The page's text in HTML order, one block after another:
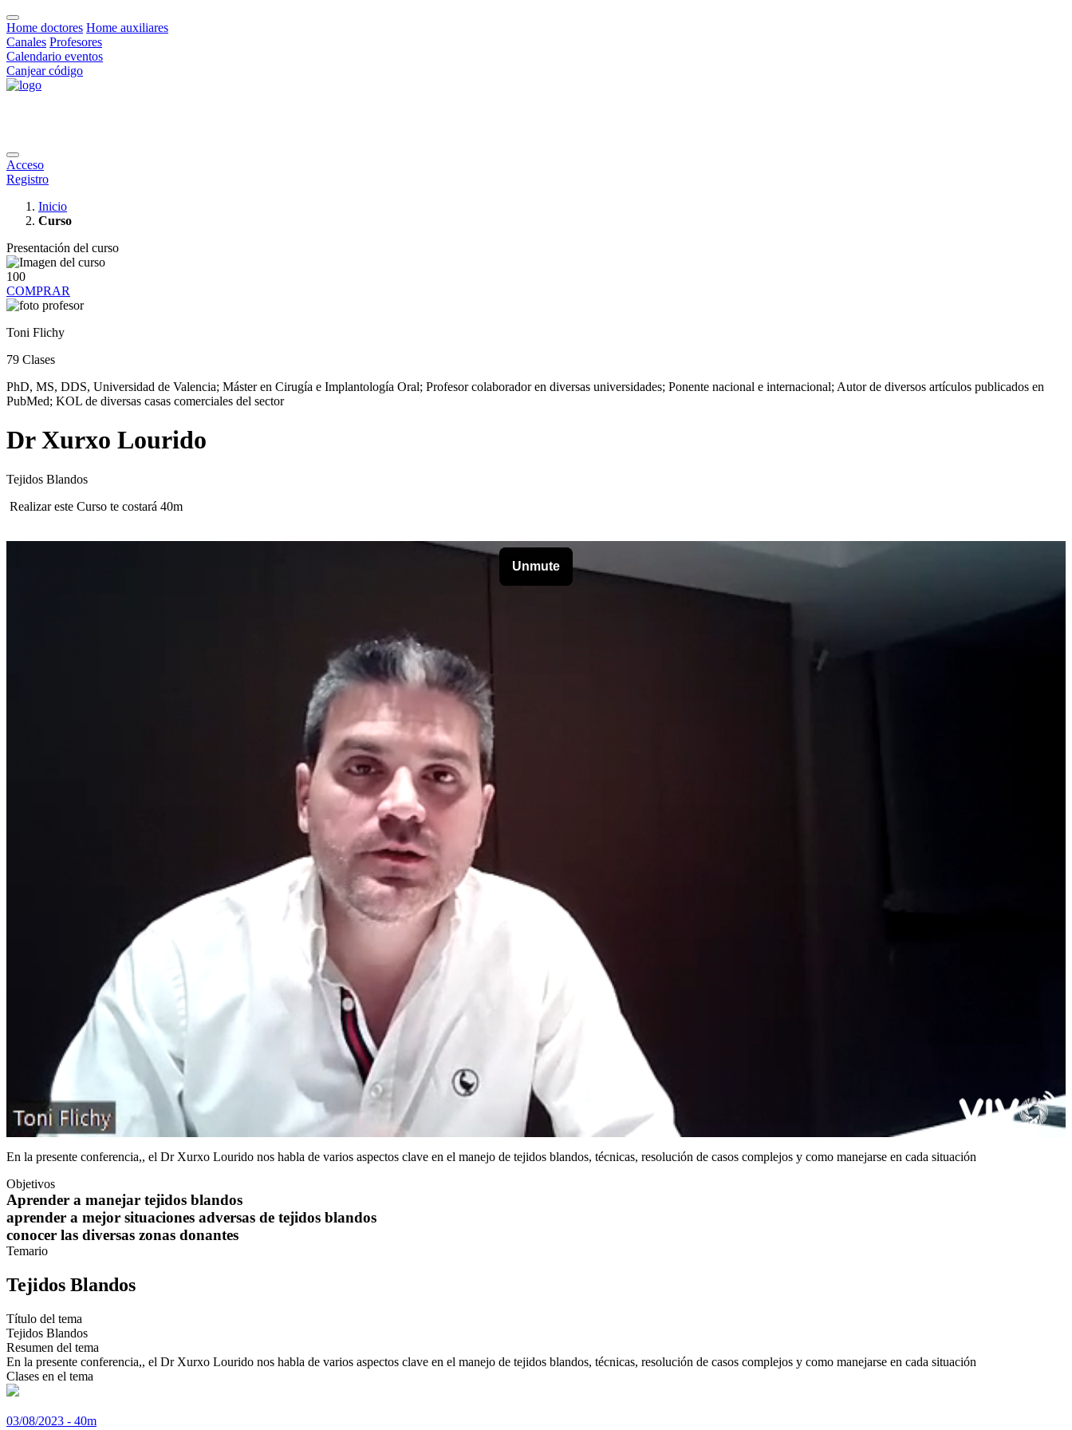
Home doctores Home auxiliares
Canales Profesores
Calendario eventos
Canjear código
Acceso
Registro
Inicio
Curso
Presentación del curso
100
COMPRAR
Toni Flichy
79 Clases
PhD, MS, DDS, Universidad de Valencia; Máster en Cirugía e Implantología Oral; Profesor colaborador en diversas universidades; Ponente nacional e internacional; Autor de diversos artículos publicados en
PubMed; KOL de diversas casas comerciales del sector
Dr Xurxo Lourido
Tejidos Blandos
Realizar este Curso te costará 40m
En la presente conferencia,, el Dr Xurxo Lourido nos habla de varios aspectos clave en el manejo de tejidos blandos, técnicas, resolución de casos complejos y como manejarse en cada situación
Objetivos
Aprender a manejar tejidos blandos
aprender a mejor situaciones adversas de tejidos blandos
conocer las diversas zonas donantes
Temario
Tejidos Blandos
Título del tema
Tejidos Blandos
Resumen del tema
En la presente conferencia,, el Dr Xurxo Lourido nos habla de varios aspectos clave en el manejo de tejidos blandos, técnicas, resolución de casos complejos y como manejarse en cada situación
Clases en el tema
03/08/2023 - 40m